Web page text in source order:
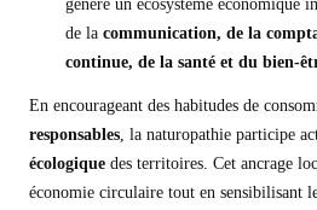
génère un écosystème économique
de la communication, de la
continue, de la santé et du bien-
En encourageant des habitudes de
responsables, la naturopathie participe
écologique des territoires. Cet ancrage
économie circulaire tout en sensibilisant